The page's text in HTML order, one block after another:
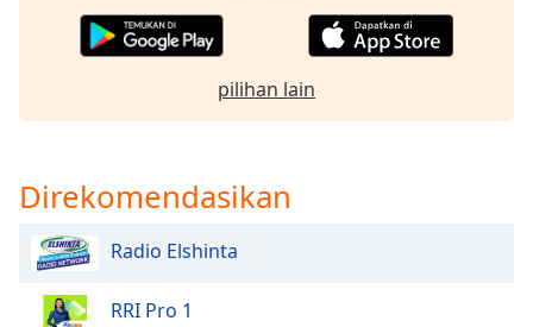
Background
Caption
Background
Color
pilihan lain
Direkomendasikan
Radio Elshinta
RRI Pro 1